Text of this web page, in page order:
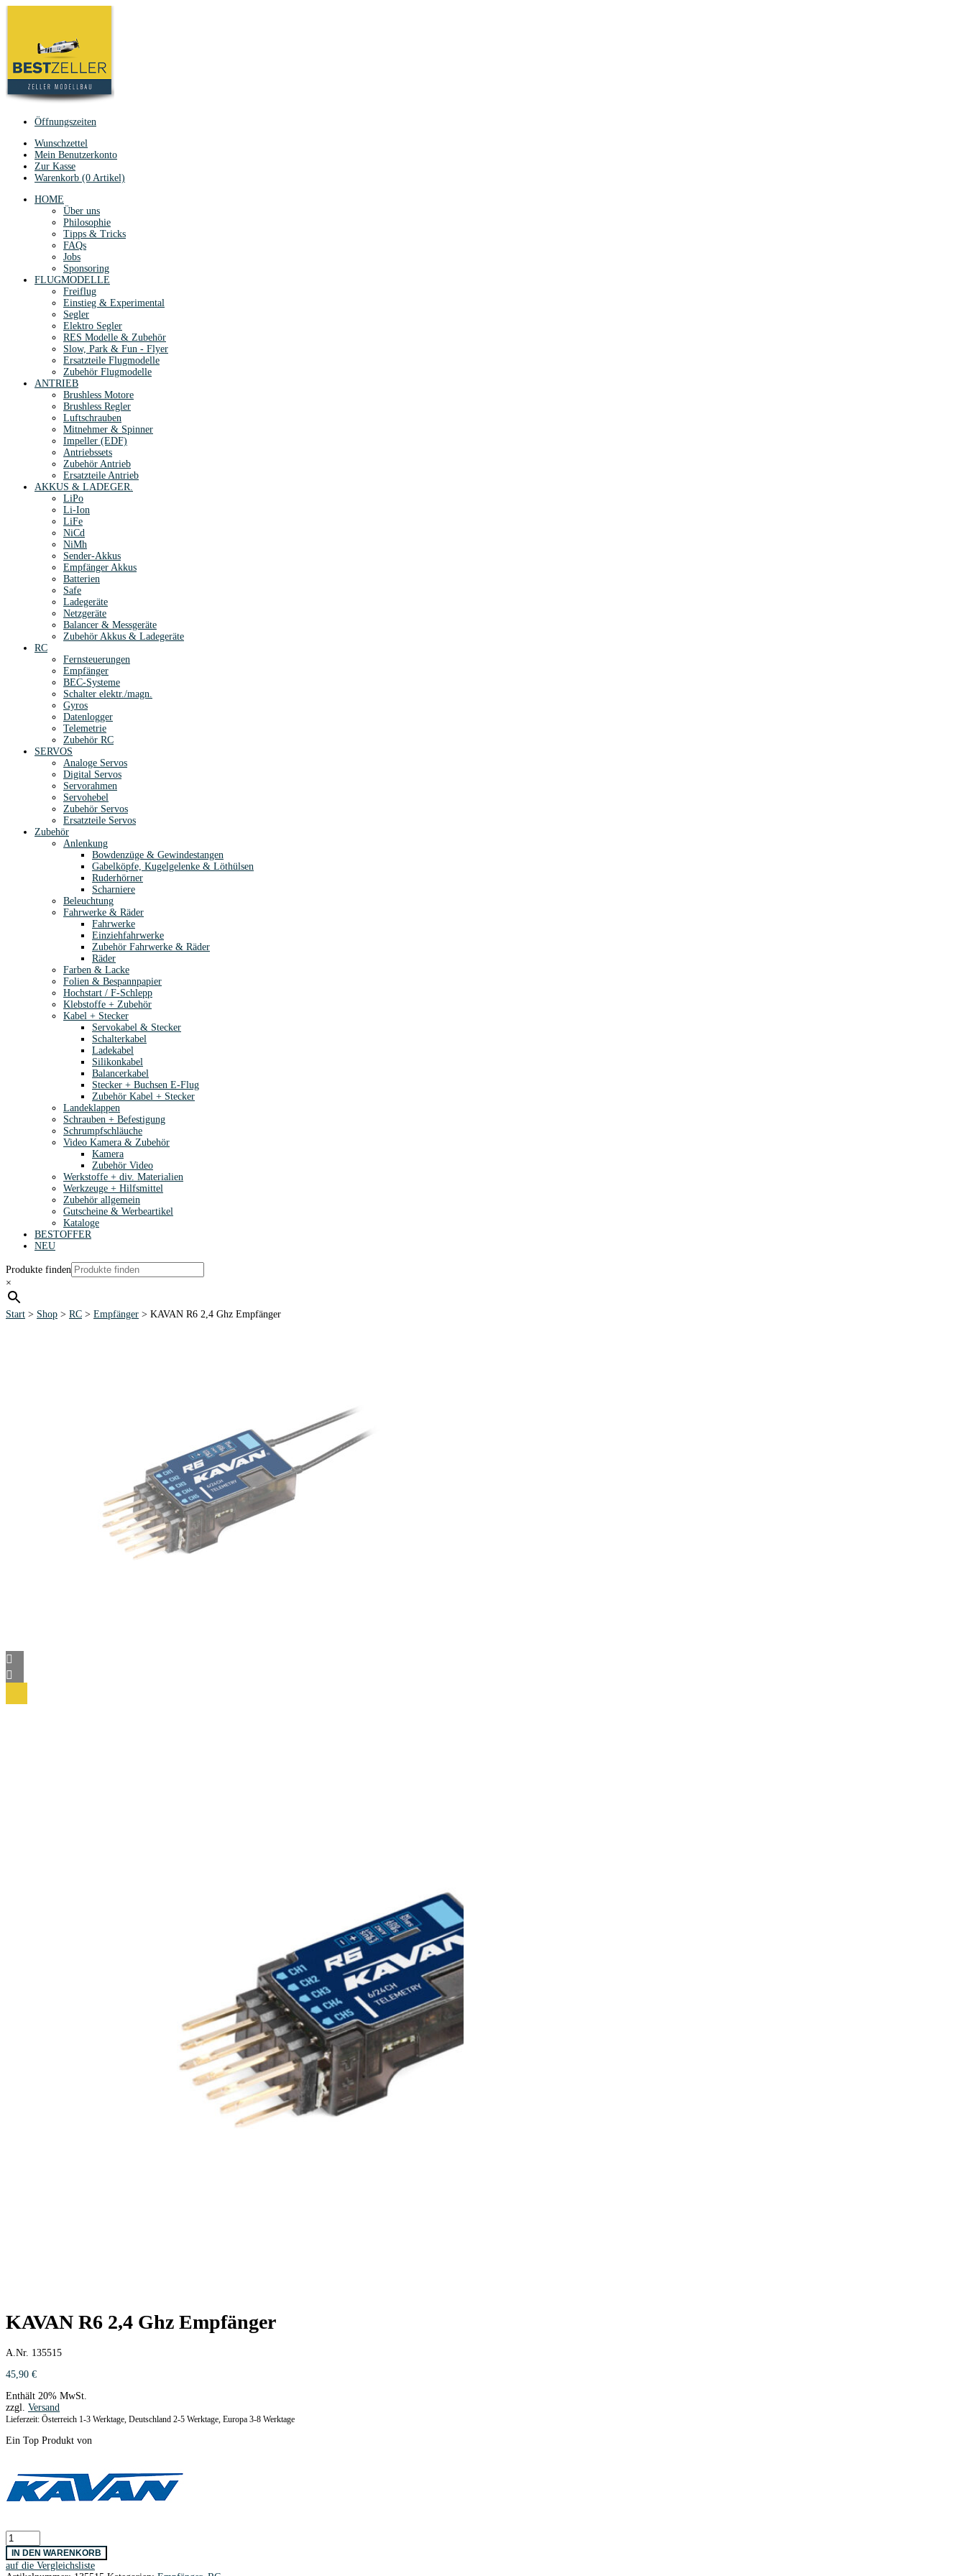
Öffnungszeiten
Wunschzettel
Mein Benutzerkonto
Zur Kasse
Warenkorb (0 Artikel)
HOME
Über uns
Philosophie
Tipps & Tricks
FAQs
Jobs
Sponsoring
FLUGMODELLE
Freiflug
Einstieg & Experimental
Segler
Elektro Segler
RES Modelle & Zubehör
Slow, Park & Fun - Flyer
Ersatzteile Flugmodelle
Zubehör Flugmodelle
ANTRIEB
Brushless Motore
Brushless Regler
Luftschrauben
Mitnehmer & Spinner
Impeller (EDF)
Antriebssets
Zubehör Antrieb
Ersatzteile Antrieb
AKKUS & LADEGER.
LiPo
Li-Ion
LiFe
NiCd
NiMh
Sender-Akkus
Empfänger Akkus
Batterien
Safe
Ladegeräte
Netzgeräte
Balancer & Messgeräte
Zubehör Akkus & Ladegeräte
RC
Fernsteuerungen
Empfänger
BEC-Systeme
Schalter elektr./magn.
Gyros
Datenlogger
Telemetrie
Zubehör RC
SERVOS
Analoge Servos
Digital Servos
Servorahmen
Servohebel
Zubehör Servos
Ersatzteile Servos
Zubehör
Anlenkung
Bowdenzüge & Gewindestangen
Gabelköpfe, Kugelgelenke & Löthülsen
Ruderhörner
Scharniere
Beleuchtung
Fahrwerke & Räder
Fahrwerke
Einziehfahrwerke
Zubehör Fahrwerke & Räder
Räder
Farben & Lacke
Folien & Bespannpapier
Hochstart / F-Schlepp
Klebstoffe + Zubehör
Kabel + Stecker
Servokabel & Stecker
Schalterkabel
Ladekabel
Silikonkabel
Balancerkabel
Stecker + Buchsen E-Flug
Zubehör Kabel + Stecker
Landeklappen
Schrauben + Befestigung
Schrumpfschläuche
Video Kamera & Zubehör
Kamera
Zubehör Video
Werkstoffe + div. Materialien
Werkzeuge + Hilfsmittel
Zubehör allgemein
Gutscheine & Werbeartikel
Kataloge
BESTOFFER
NEU
Produkte finden
×
Start > Shop > RC > Empfänger > KAVAN R6 2,4 Ghz Empfänger
KAVAN R6 2,4 Ghz Empfänger
A.Nr. 135515
45,90 €
Enthält 20% MwSt.
zzgl. Versand
Lieferzeit: Österreich 1-3 Werktage, Deutschland 2-5 Werktage, Europa 3-8 Werktage
Ein Top Produkt von
KAVAN
R6
2,4
Ghz
IN DEN WARENKORB
auf die Vergleichsliste